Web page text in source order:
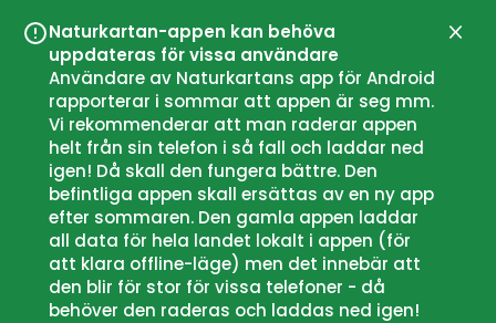
Naturkartan-appen kan behöva
uppdateras för vissa användare
Användare av Naturkartans app för Android
rapporterar i sommar att appen är seg mm.
Vi rekommenderar att man raderar appen
helt från sin telefon i så fall och laddar ned
igen! Då skall den fungera bättre. Den
befintliga appen skall ersättas av en ny app
efter sommaren. Den gamla appen laddar
all data för hela landet lokalt i appen (för
att klara offline-läge) men det innebär att
den blir för stor för vissa telefoner - då
behöver den raderas och laddas ned igen!